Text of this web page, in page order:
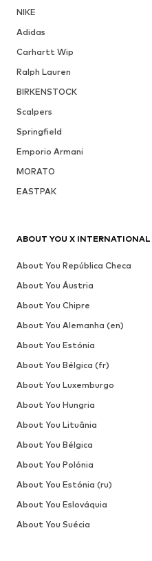
NIKE
Adidas
Carhartt Wip
Ralph Lauren
BIRKENSTOCK
Scalpers
Springfield
Emporio Armani
MORATO
EASTPAK
ABOUT YOU X INTERNATIONAL
About You República Checa
About You Áustria
About You Chipre
About You Alemanha (en)
About You Estónia
About You Bélgica (fr)
About You Luxemburgo
About You Hungria
About You Lituânia
About You Bélgica
About You Polónia
About You Estónia (ru)
About You Eslováquia
About You Suécia